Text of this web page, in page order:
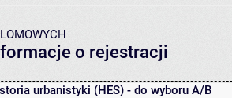
o rejestracji
urbanistyki (HES) - do wyboru A/B